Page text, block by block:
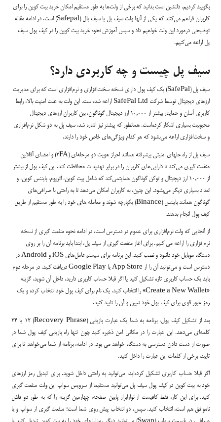
بگویید کردیم، دلنشین است بدانید که برخی از ولت‌ها به طور مستقیم امکان خرید بیت کوین را برای
کاربران فراهم می‌کنند که یکی از آنها ولت سیف پل یا سیف پال (Safepal) است. در ادامه مقاله
توضیحی درمورد این ولت خواهیم داد و سپس آموزش نحوه خرید بیت کوین را در کیف پول سیف
پل اراعه می‌کنیم.
سیف پل چیست و چه کاربردی دارد؟
سیف پل (SafePal) یک کیف پول دارای نسخه سخت‌افزاری و نرم‌افزاری است که برای مدیریت
ارزهای دیجیتال توسط شرکت SafePal Ltd اراعه شده‌است. این ولت به علت امنیت بالا، رابط
کاربری آسان و حمایتاز بیشتر از 10,000 ارز دیجیتال گوناگون، بین کاربران ارزهای دیجیتال
محبوبیت بسیاری اشکار کرده‌است. همانطور که پیشتر نیز اشاره شد، سیف پل به دو شکل نرم‌افزاری
و سخت‌افزاری اراعه می‌بشود که هر کدام ویژگی‌های خاص خود را دارند.
سیف پل از راه حلهای امنیتی پیشرفته همانند احراز هویت دو مرحله‌ای (2FA) و امضای آفلاین
منفعت گیری می‌کند تا دارایی‌های کاربران را در برابر تهدیدات محافظت کند. این کیف پول از بیشتر
از 10,000 ارز دیجیتال و توکن گوناگون حمایتمی‌کند که شامل بیت کوین، اتریوم، بایننس کوین، و
تعداد بسیاری دیگر می‌بشود. این چنین، به کاربران امکان می‌دهد تا به راحتی با صرافی‌های
گوناگون همانند بایننس (Binance) یکپارچه شوند و معامله های خود را به طور مستقیم از طریق
کیف پول انجام بدهند.
از آنجایی که ولت نرم‌افزاری برای عموم در دسترس است، در ادامه نحوه منفعت گیری از نسخه
نرم‌افزاری را اراعه می کنیم. برای اغاز منفعت گیری از سیف پل، ابتدا باید برنامه آن را بر روی
دستگاه موبایل خود دانلود و نصب کنید. این برنامه برای سیستم‌عامل‌های iOS و Android در
دسترس است و می‌توانید آن را از App Store یا Google Play دریافت کنید. در مرحله دوم
باید یک حساب کاربری تازه تشکیل کنید یا اگر قبلا حساب کاربری دارید، داخل آن شوید. گزینه
«Create a New Wallet» را انتخاب کنید. یک نام برای کیف پول خود انتخاب کرده و یک
رمز عبور قوی برای کیف پول خود تعیین و آن را تایید کنید.
بعد از تشکیل کیف پول، برنامه به شما یک عبارت بازیابی (Recovery Phrase) ۱۲ یا ۲۴
کلمه‌ای می‌دهد. این عبارت را در مکانی امن ذخیره کنید چون تنها راه بازیابی کیف پول شما در
صورت از دست دادن دسترسی به دستگاه خواهد می بود. در ادامه، برنامه از شما می‌خواهد تا برای
تایید، برخی از کلمات این عبارت را داخل کنید.
اگر قبلا حساب کاربری تشکیل کرده‌اید، می‌توانید به راحتی داخل شوید. برای تبدیل رمز ارزهای
خود به بیت کوین در کیف پول سیف پل می‌توانید مستقیما از سرویس سواپ این ولت منفعت گیری
کنید. برای این کار، فقط کافیست از نوارابزار پایین صفحه، چهارمین گزینه را که به طور دو فلش
ناموافق هم است، انتخاب کنید. سپس، دو انتخاب پیش روی شما است؛ منفعت گیری از سواپ و یا